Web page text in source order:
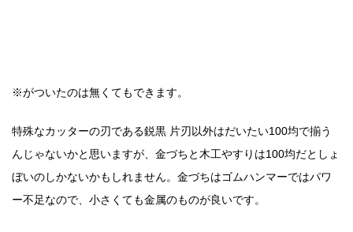
※がついたのは無くてもできます。
特殊なカッターの刃である鋭黒 片刃以外はだいたい100均で揃う
んじゃないかと思いますが、金づちと木工やすりは100均だとしょ
ぼいのしかないかもしれません。金づちはゴムハンマーではパワ
ー不足なので、小さくても金属のものが良いです。